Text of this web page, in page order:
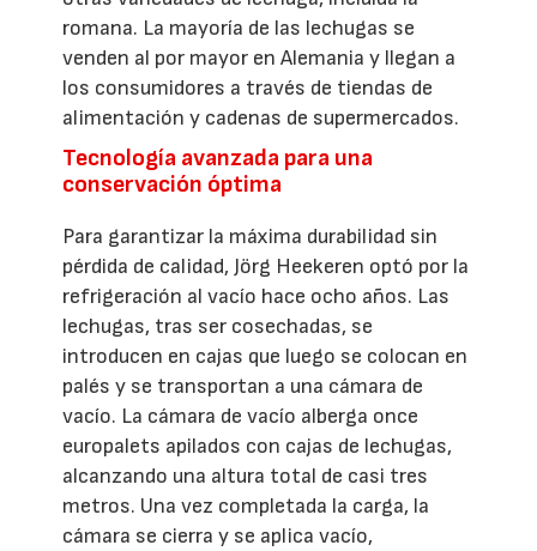
romana. La mayoría de las lechugas se
venden al por mayor en Alemania y llegan a
los consumidores a través de tiendas de
alimentación y cadenas de supermercados.
Tecnología avanzada para una
conservación óptima
Para garantizar la máxima durabilidad sin
pérdida de calidad, Jörg Heekeren optó por la
refrigeración al vacío hace ocho años. Las
lechugas, tras ser cosechadas, se
introducen en cajas que luego se colocan en
palés y se transportan a una cámara de
vacío. La cámara de vacío alberga once
europalets apilados con cajas de lechugas,
alcanzando una altura total de casi tres
metros. Una vez completada la carga, la
cámara se cierra y se aplica vacío,